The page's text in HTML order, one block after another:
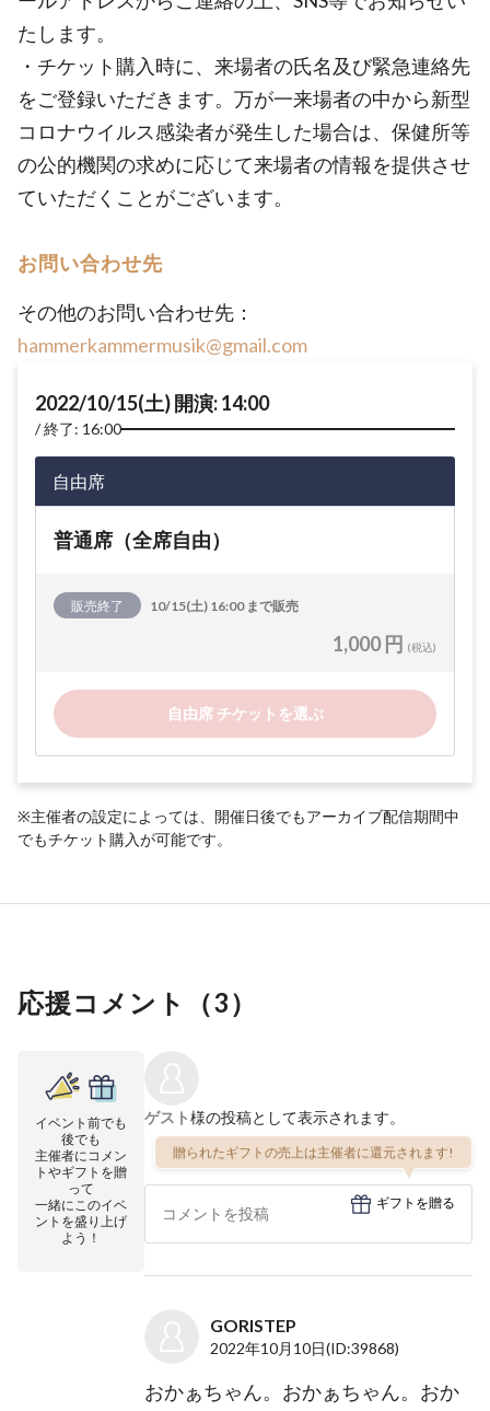
たします。
・チケット購入時に、来場者の氏名及び緊急連絡先
をご登録いただきます。万が一来場者の中から新型
コロナウイルス感染者が発生した場合は、保健所等
の公的機関の求めに応じて来場者の情報を提供させ
ていただくことがございます。
お問い合わせ先
その他のお問い合わせ先：
hammerkammermusik@gmail.com
2022/10/15(土) 開演: 14:00
終了: 16:00
自由席
普通席（全席自由）
販売終了 10/15(土) 16:00 まで販売
1,000 円 (税込)
自由席 チケットを選ぶ
※主催者の設定によっては、開催日後でもアーカイブ配信期間中
でもチケット購入が可能です。
応援コメント（3）
イベント前でも
後でも
主催者にコメン
トやギフトを贈
って
一緒にこのイベ
ントを盛り上げ
よう！
ゲスト様の投稿として表示されます。
贈られたギフトの売上は主催者に還元されます!
ギフトを贈る
GORISTEP
2022年10月10日(ID:39868)
おかぁちゃん。おかぁちゃん。おか